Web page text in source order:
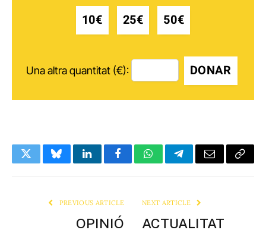
10€ 25€ 50€
Una altra quantitat (€): DONAR
TwitterBlueskyLinkedInFacebookWhatsAppTelegramEmail Copy
PREVIOUS ARTICLE
OPINIÓ
NEXT ARTICLE
ACTUALITAT